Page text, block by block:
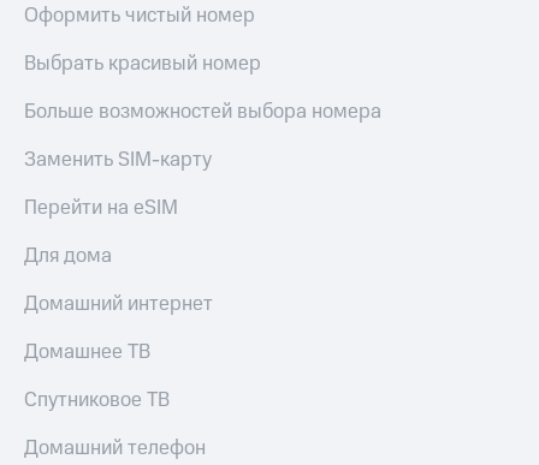
Оформить чистый номер
Выбрать красивый номер
Больше возможностей выбора номера
Заменить SIM-карту
Перейти на eSIM
Для дома
Домашний интернет
Домашнее ТВ
Спутниковое ТВ
Домашний телефон